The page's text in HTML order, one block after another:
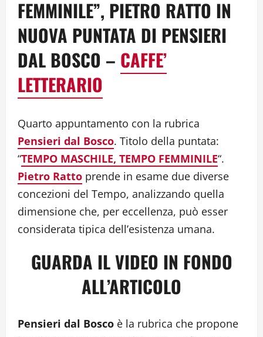
FEMMINILE”, PIETRO RATTO IN
NUOVA PUNTATA DI PENSIERI
DAL BOSCO – CAFFE’
LETTERARIO
Quarto appuntamento con la rubrica
Pensieri dal Bosco. Titolo della puntata:
“TEMPO MASCHILE, TEMPO FEMMINILE“.
Pietro Ratto prende in esame due diverse
concezioni del Tempo, analizzando quella
dimensione che, per eccellenza, può esser
considerata tipica dell’esistenza umana.
GUARDA IL VIDEO IN FONDO
ALL’ARTICOLO
Pensieri dal Bosco è la rubrica che propone